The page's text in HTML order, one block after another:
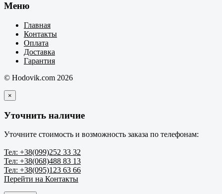
Меню
Главная
Контакты
Оплата
Доставка
Гарантия
© Hodovik.com 2026
×
Уточнить наличие
Уточните стоимость и возможность заказа по телефонам:
Тел: +38(099)252 33 32
Тел: +38(068)488 83 13
Тел: +38(095)123 63 66
Перейти на Контакты